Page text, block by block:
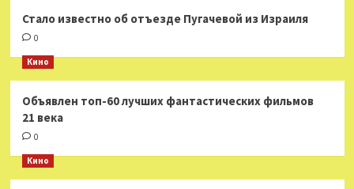
Стало известно об отъезде Пугачевой из Израиля
0
Кино
Объявлен топ-60 лучших фантастических фильмов
21 века
0
Кино